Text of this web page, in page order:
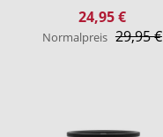
Sonderangebot
24,95 €
Normalpreis 29,95 €